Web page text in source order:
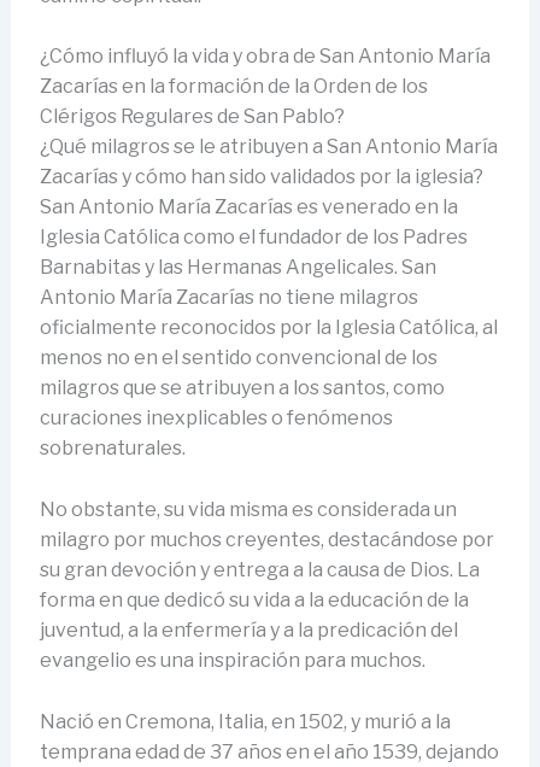
¿Cómo influyó la vida y obra de San Antonio María
Zacarías en la formación de la Orden de los
Clérigos Regulares de San Pablo?
¿Qué milagros se le atribuyen a San Antonio María
Zacarías y cómo han sido validados por la iglesia?
San Antonio María Zacarías es venerado en la
Iglesia Católica como el fundador de los Padres
Barnabitas y las Hermanas Angelicales. San
Antonio María Zacarías no tiene milagros
oficialmente reconocidos por la Iglesia Católica, al
menos no en el sentido convencional de los
milagros que se atribuyen a los santos, como
curaciones inexplicables o fenómenos
sobrenaturales.
No obstante, su vida misma es considerada un
milagro por muchos creyentes, destacándose por
su gran devoción y entrega a la causa de Dios. La
forma en que dedicó su vida a la educación de la
juventud, a la enfermería y a la predicación del
evangelio es una inspiración para muchos.
Nació en Cremona, Italia, en 1502, y murió a la
temprana edad de 37 años en el año 1539, dejando